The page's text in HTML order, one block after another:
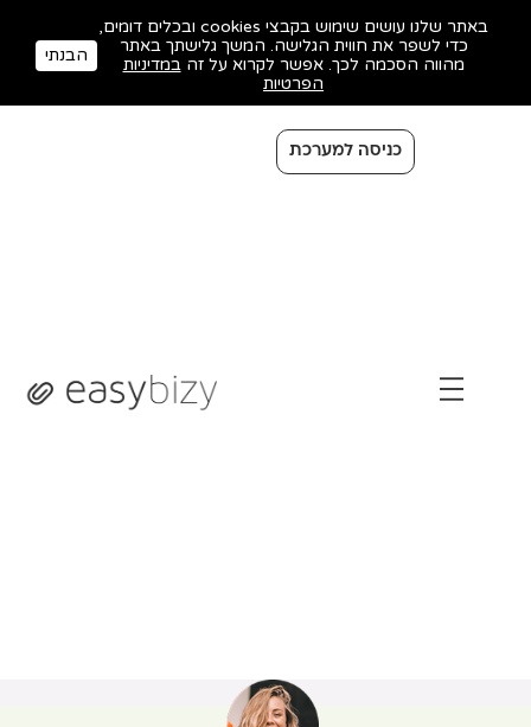
כניסה למערכת
באתר שלנו עושים שימוש בקבצי cookies ובכלים דומים,
כדי לשפר את חווית הגלישה. המשך גלישתך באתר
מהווה הסכמה לכך. אפשר לקרוא על זהבמדיניות
הפרטיות
הבנתי